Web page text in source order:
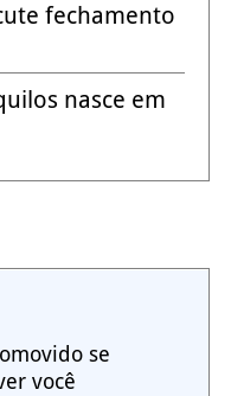
fechamento
nasce em
se
você